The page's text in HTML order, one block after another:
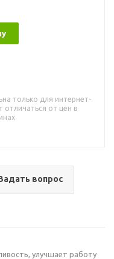
только для интернет-
отличаться от цен в
вопрос
улучшает работу